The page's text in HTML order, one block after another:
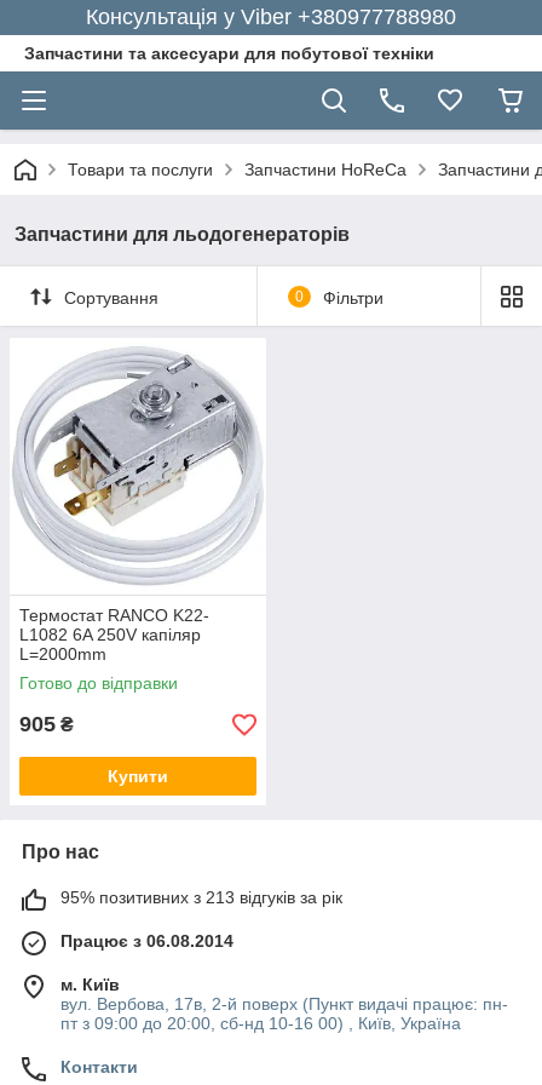
Консультація у Viber +380977788980
Запчастини та аксесуари для побутової техніки
Товари та послуги Запчастини HoReCa Запчастини
Запчастини для льодогенераторів
Сортування 0 Фільтри
Термостат RANCO K22-
L1082 6A 250V капіляр
L=2000mm
Готово до відправки
905 ₴
Купити
Про нас
95% позитивних з 213 відгуків за рік
Працює з 06.08.2014
м. Київ
вул. Вербова, 17в, 2-й поверх (Пункт видачі працює: пн-
пт з 09:00 до 20:00, сб-нд 10-16 00) , Київ, Україна
Контакти